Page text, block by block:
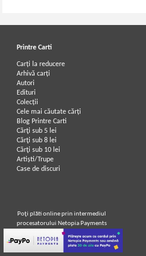
Printre Carti
Carți la reducere
Arhivă carți
Autori
Edituri
Colecții
Cele mai căutate cărți
Blog Printre Carti
Cărţi sub 5 lei
Cărţi sub 8 lei
Cărţi sub 10 lei
Artiști/Trupe
Case de discuri
Poţi plăti online prin intermediul
procesatorului Netopia Payments